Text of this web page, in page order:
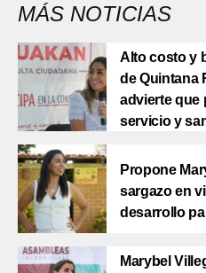
MÁS NOTICIAS
Alto costo y
de Quintana
advierte que
servicio y
Propone
sargazo en
desarrollo
Marybel